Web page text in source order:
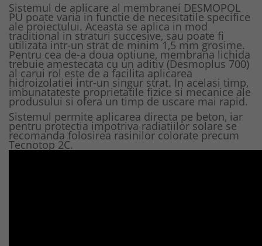
Sistemul de aplicare al membranei DESMOPOL
PU poate varia in functie de necesitatile specifice
ale proiectului. Aceasta se aplica in mod
traditional in straturi succesive, sau poate fi
utilizata intr-un strat de minim 1,5 mm grosime.
Pentru cea de-a doua optiune, membrana lichida
trebuie amestecata cu un aditiv (Desmoplus 700)
al carui rol este de a facilita aplicarea
hidroizolatiei intr-un singur strat. In acelasi timp,
imbunatateste proprietatile fizice si mecanice ale
produsului si ofera un timp de uscare mai rapid.
Sistemul permite aplicarea directa pe beton, iar
pentru protectia impotriva radiatiilor solare se
recomanda folosirea rasinilor colorate precum
Tecnotop 2C.